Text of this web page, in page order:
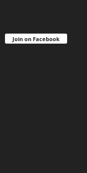
Join on Facebook